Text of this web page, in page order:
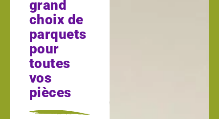
grand
choix de
parquets
pour
toutes
vos
pièces